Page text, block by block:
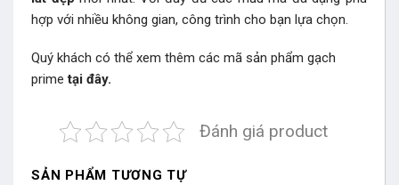
hợp với nhiều không gian, công trình cho bạn lựa chọn.
Quý khách có thể xem thêm các mã sản phẩm gạch
primetại đây.
Đánh giá product
SẢN PHẨM TƯƠNG TỰ